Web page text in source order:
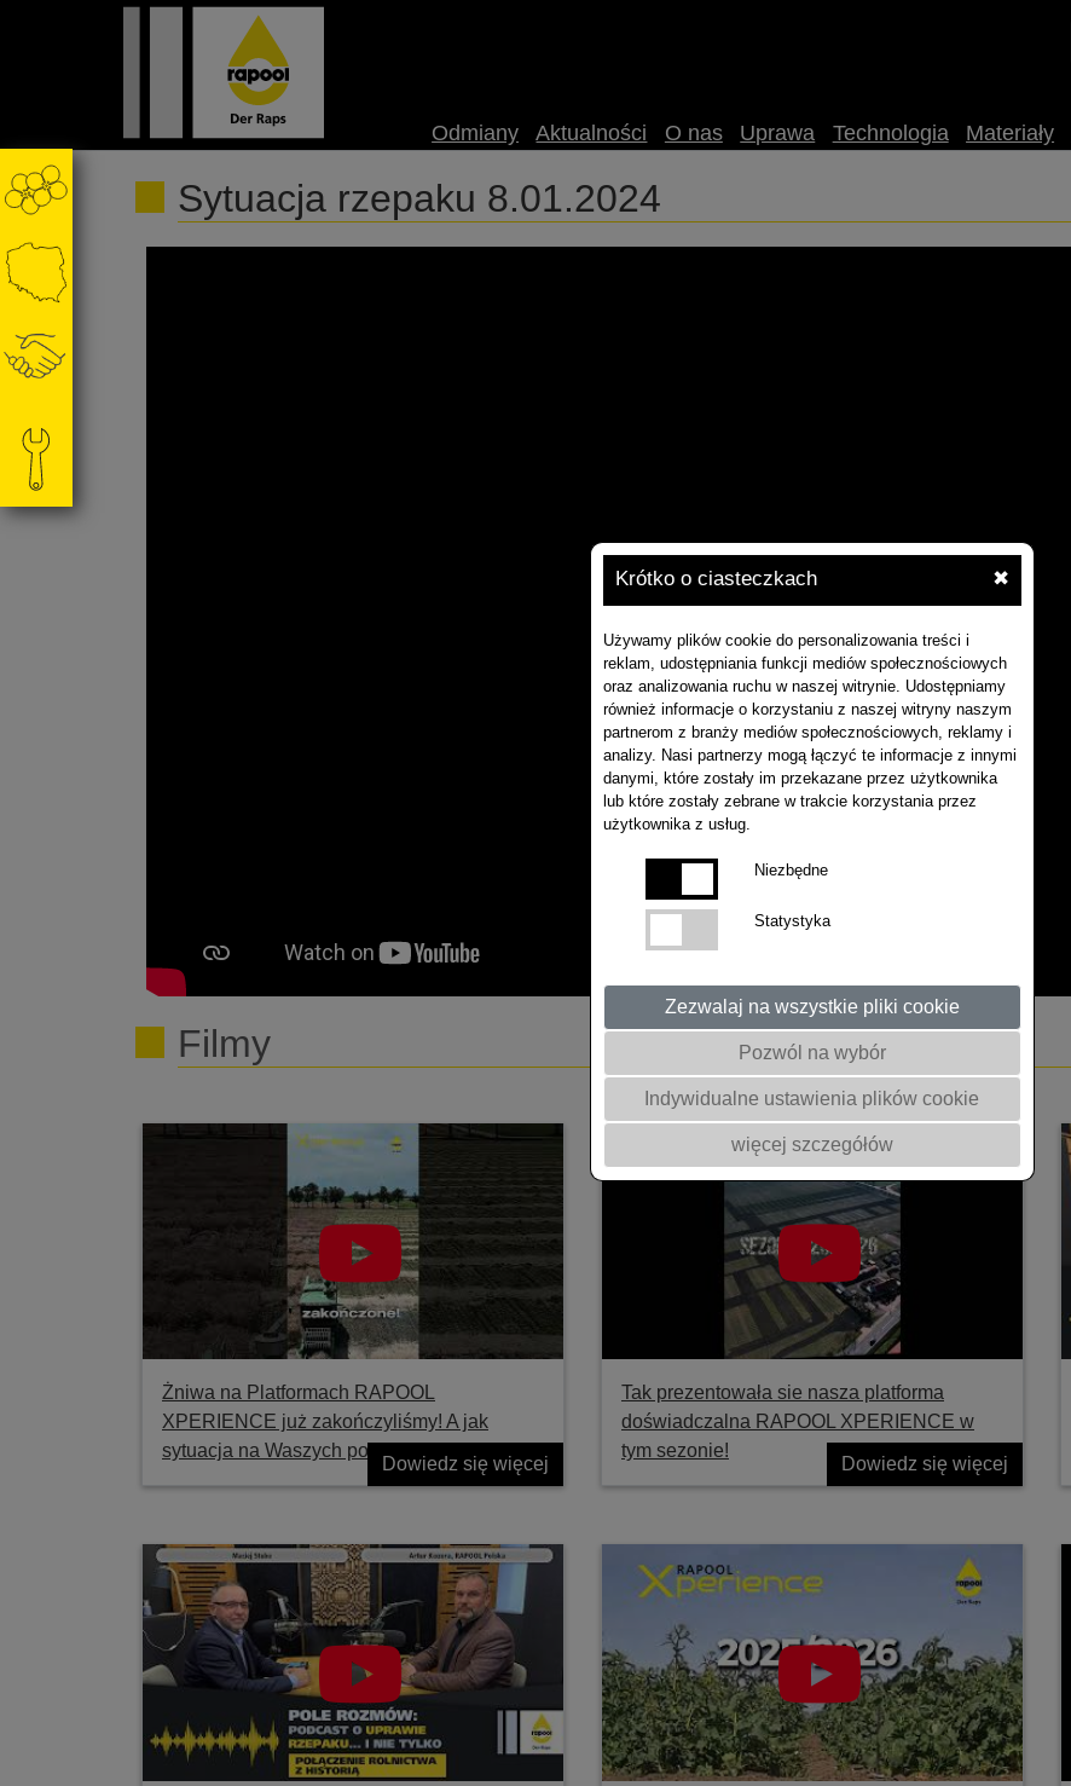
Krótko o ciasteczkach ✖
Używamy plików cookie do personalizowania treści i
reklam, udostępniania funkcji mediów społecznościowych
oraz analizowania ruchu w naszej witrynie. Udostępniamy
również informacje o korzystaniu z naszej witryny naszym
partnerom z branży mediów społecznościowych, reklamy i
analizy. Nasi partnerzy mogą łączyć te informacje z innymi
danymi, które zostały im przekazane przez użytkownika
lub które zostały zebrane w trakcie korzystania przez
użytkownika z usług.
Niezbędne
Statystyka
Zezwalaj na wszystkie pliki cookie
Pozwól na wybór
Indywidualne ustawienia plików cookie
więcej szczegółów
Odmiany Aktualności O nas Uprawa Technologia Materiały
Sytuacja rzepaku 8.01.2024
Filmy
Żniwa na Platformach RAPOOL
XPERIENCE już zakończyliśmy! A jak
sytuacja na Waszych polach?
Dowiedz się więcej
Tak prezentowała sie nasza platforma
doświadczalna RAPOOL XPERIENCE w
tym sezonie!
Dowiedz się więcej